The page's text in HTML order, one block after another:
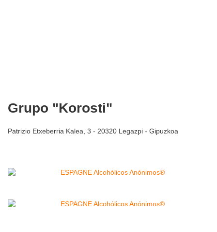
Grupo "Korosti"
Patrizio Etxeberria Kalea, 3 - 20320 Legazpi - Gipuzkoa